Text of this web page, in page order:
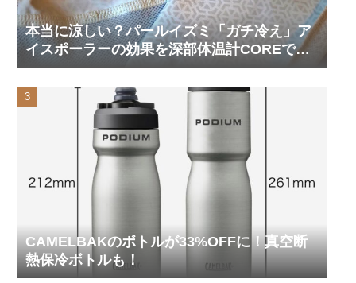
本当に涼しい？パールイズミ「ガチ冷え」ア
イスポーラーの効果を深部体温計COREで測
ってみた
CAMELBAKのボトルが33%OFFに！真空断
熱保冷ボトルも！